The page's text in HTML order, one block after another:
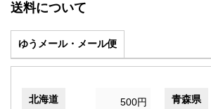
送料について
ゆうメール・メール便
北海道 500円 青森県